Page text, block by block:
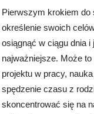
Pierwszym krokiem do
określenie swoich
osiągnąć w ciągu dnia i
najważniejsze. Może
projektu w pracy,
spędzenie czasu z
skoncentrować się na